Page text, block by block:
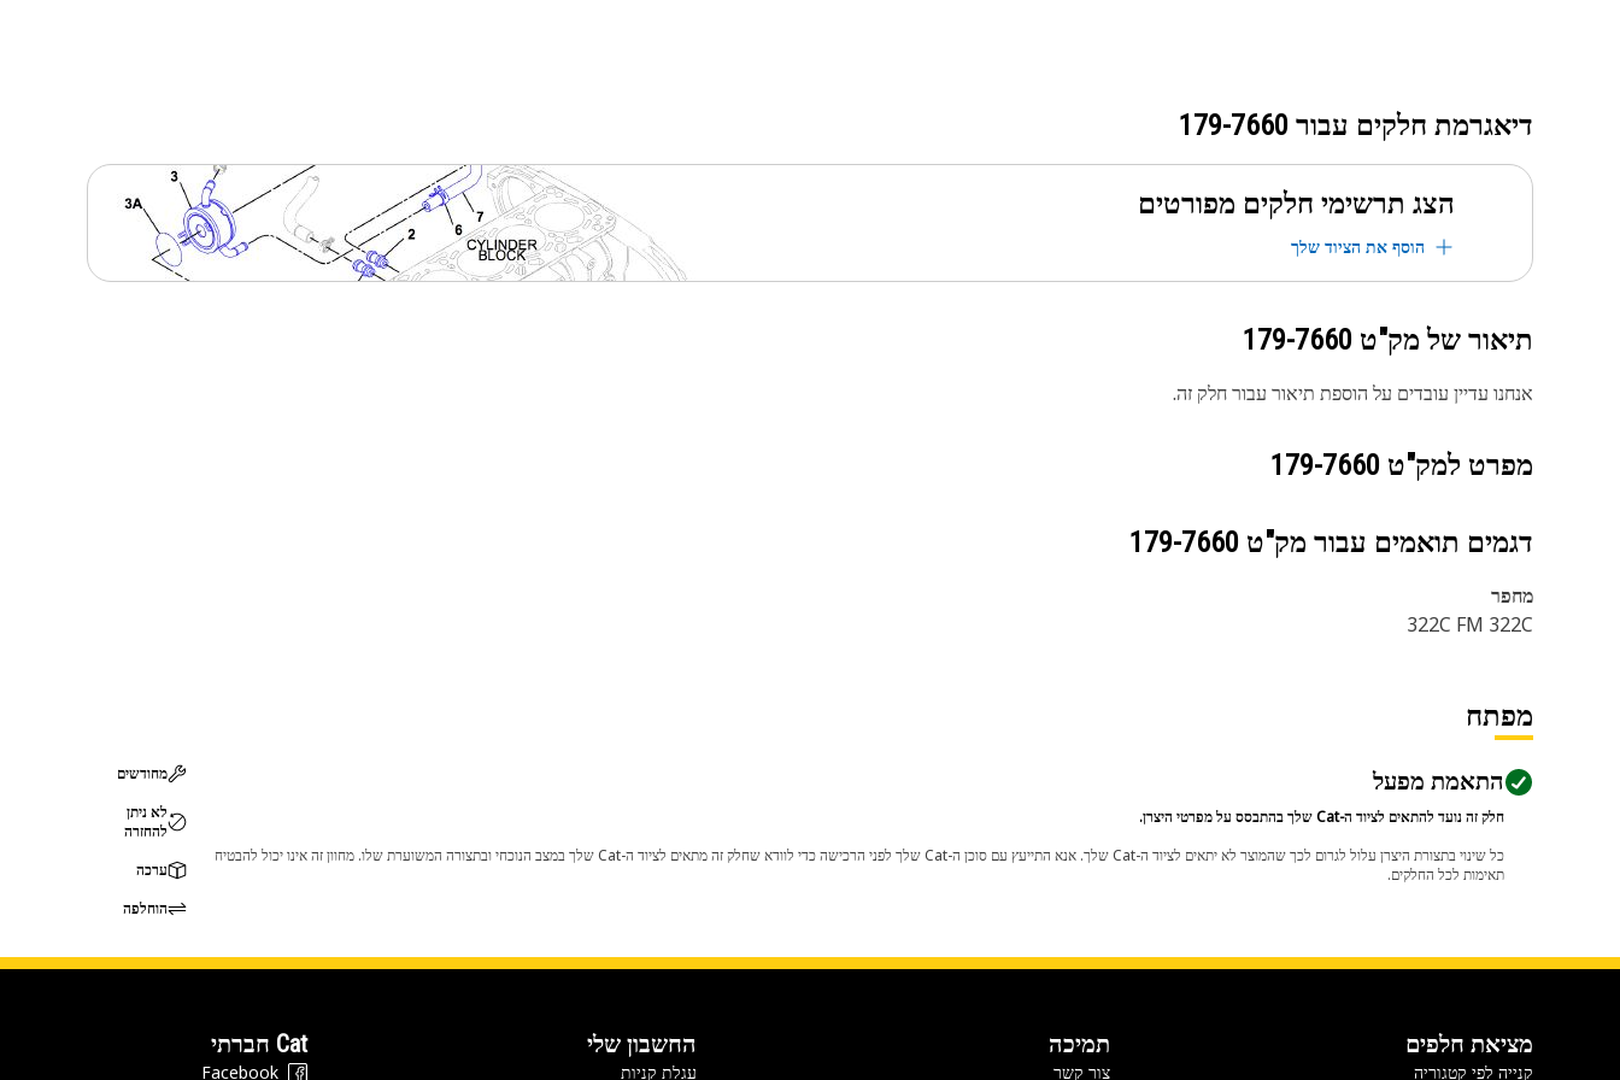
דיאגרמת חלקים עבור 179-7660
הצג תרשימי חלקים מפורטים
הוסף את הציוד שלך
תיאור של מק"ט 179-7660
אנחנו עדיין עובדים על הוספת תיאור עבור חלק זה.
מפרט למק"ט 179-7660
דגמים תואמים עבור מק"ט 179-7660
מחפר
322C FM 322C
מפתח
התאמת מפעל
חלק זה נועד להתאים לציוד ה-Cat שלך בהתבסס על מפרטי היצרן.
כל שינוי בתצורת היצרן עלול לגרום לכך שהמוצר לא יתאים לציוד ה-Cat שלך. אנא התייעץ עם סוכן ה-Cat שלך לפני הרכישה כדי לוודא שחלק זה מתאים לציוד ה-Cat שלך במצב הנוכחי ובתצורה המשוערת שלו. מחוון זה אינו יכול להבטיח
תאימות לכל החלקים.
מחודשים
לא ניתן
להחזרה
ערכה
הוחלפה
מציאת חלפים
קנייה לפי קטגוריה
תמיכה
צור קשר
החשבון שלי
עגלת קניות
Cat חברתי
Facebook